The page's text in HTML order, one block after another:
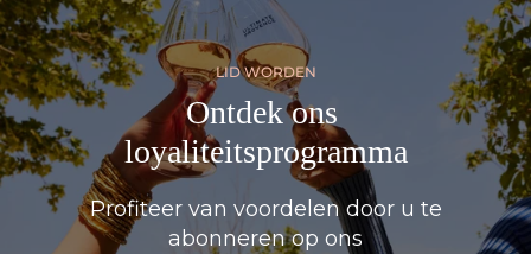
LID WORDEN
Ontdek ons ​​
loyaliteitsprogramma
Profiteer van voordelen door u te
abonneren op ons